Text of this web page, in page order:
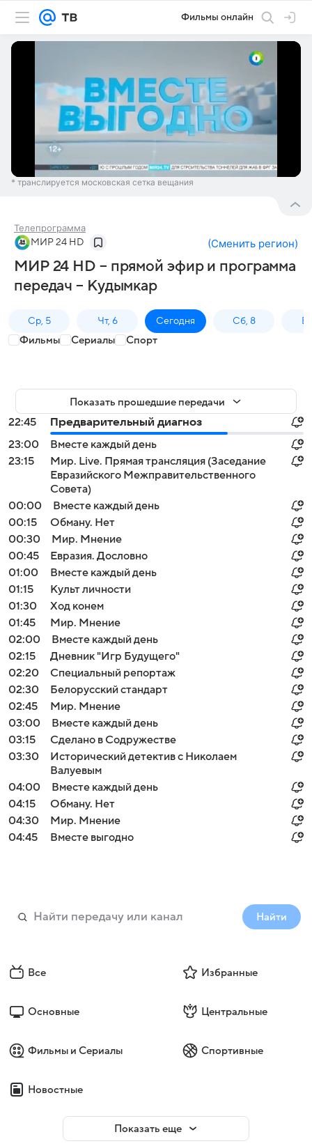
Фильмы онлайн
* транслируется московская сетка вещания
Телепрограмма
МИР 24 HD (Сменить регион)
МИР 24 HD – прямой эфир и программа
передач – Кудымкар
Ср, 5 Чт, 6 Сегодня Сб, 8
Фильмы Сериалы Спорт
Показать прошедшие передачи
22:45
Предварительный диагноз
23:00
Вместе каждый день
23:15
Мир. Live. Прямая трансляция (Заседание
Евразийского Межправительственного
Совета)
00:00
Вместе каждый день
00:15
Обману. Нет
00:30
Мир. Мнение
00:45
Евразия. Дословно
01:00
Вместе каждый день
01:15
Культ личности
01:30
Ход конем
01:45
Мир. Мнение
02:00
Вместе каждый день
02:15
Дневник "Игр Будущего"
02:20
Специальный репортаж
02:30
Белорусский стандарт
02:45
Мир. Мнение
03:00
Вместе каждый день
03:15
Сделано в Содружестве
03:30
Исторический детектив с Николаем
Валуевым
04:00
Вместе каждый день
04:15
Обману. Нет
04:30
Мир. Мнение
04:45
Вместе выгодно
Найти
Все Избранные
Основные Центральные
Фильмы и Сериалы Спортивные
Новостные
Показать еще